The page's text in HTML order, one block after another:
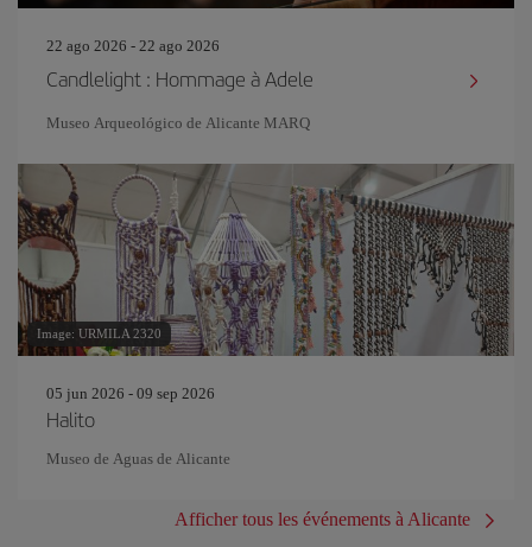
22 ago 2026 - 22 ago 2026
Candlelight : Hommage à Adele
Museo Arqueológico de Alicante MARQ
Image: URMILA 2320
05 jun 2026 - 09 sep 2026
Halito
Museo de Aguas de Alicante
Afficher tous les événements à Alicante